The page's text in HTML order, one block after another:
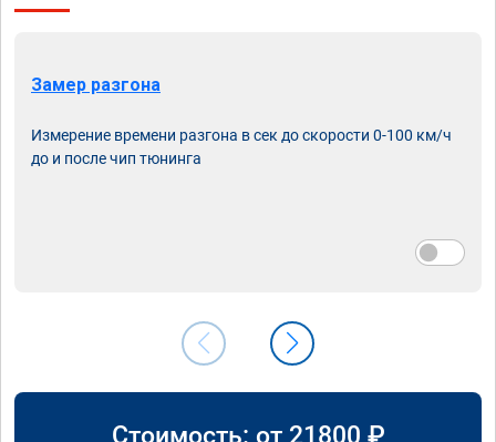
Замер разгона
Измерение времени разгона в сек до скорости 0-100 км/ч
до и после чип тюнинга
Стоимость: от 21800 ₽